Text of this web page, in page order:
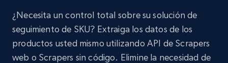
¿Necesita un control total sobre su solución de
seguimiento de SKU? Extraiga los datos de los
productos usted mismo utilizando API de Scrapers
web o Scrapers sin código. Elimine la necesidad de